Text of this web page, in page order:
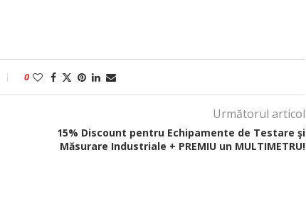
0
Următorul articol
15% Discount pentru Echipamente de Testare şi
Măsurare Industriale + PREMIU un MULTIMETRU!